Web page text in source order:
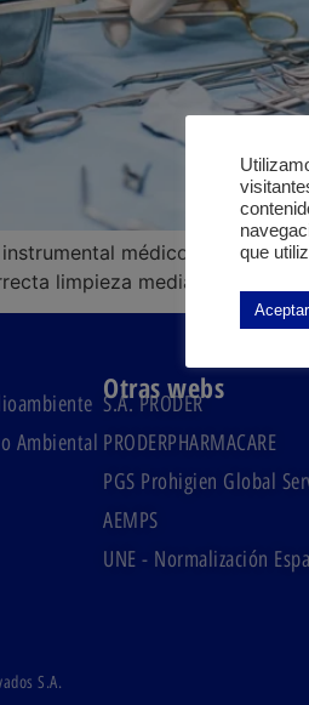
médico en el
limpieza mediante
Ambiental
S.A.
Otras webs
S.A. PRODER
PRODERPHARMACARE
PGS Prohigien Global
AEMPS
UNE - Normalización
que
Aceptar